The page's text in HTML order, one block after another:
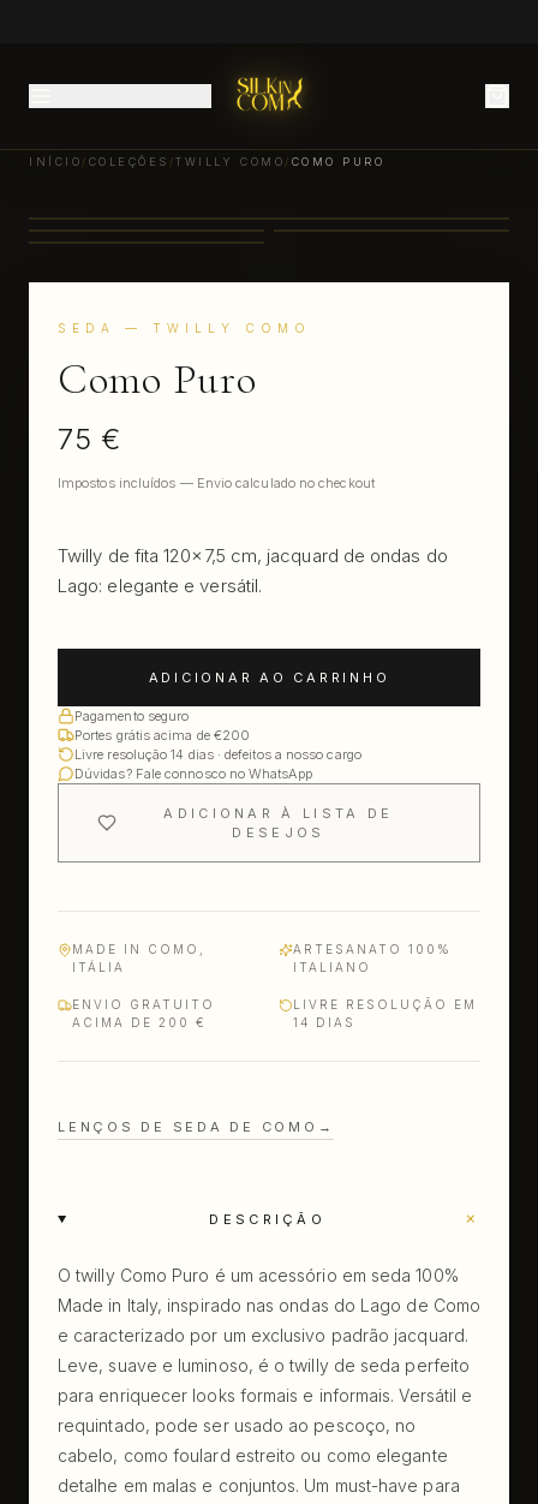
INÍCIO / COLEÇÕES /TWILLY COMO / COMO PURO
SEDA — TWILLY COMO
Como Puro
75 €
Impostos incluídos — Envio calculado no checkout
Twilly de fita 120×7,5 cm, jacquard de ondas do
Lago: elegante e versátil.
ADICIONAR AO CARRINHO
Pagamento seguro
Portes grátis acima de €200
Livre resolução 14 dias · defeitos a nosso cargo
Dúvidas? Fale connosco no WhatsApp
ADICIONAR À LISTA DE
DESEJOS
MADE IN COMO,
ITÁLIA
ARTESANATO 100%
ITALIANO
ENVIO GRATUITO
ACIMA DE 200 €
LIVRE RESOLUÇÃO EM
14 DIAS
LENÇOS DE SEDA DE COMO →
DESCRIÇÃO +
O twilly Como Puro é um acessório em seda 100%
Made in Italy, inspirado nas ondas do Lago de Como
e caracterizado por um exclusivo padrão jacquard.
Leve, suave e luminoso, é o twilly de seda perfeito
para enriquecer looks formais e informais. Versátil e
requintado, pode ser usado ao pescoço, no
cabelo, como foulard estreito ou como elegante
detalhe em malas e conjuntos. Um must-have para